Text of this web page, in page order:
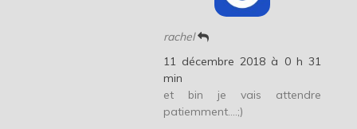
rachel
11 décembre 2018 à 0 h 31
min
et bin je vais attendre
patiemment….;)